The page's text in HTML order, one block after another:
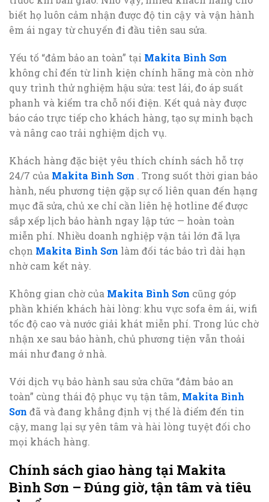
biết họ luôn cảm nhận được độ tin cậy và vận hành
êm ái ngay từ chuyến đi đầu tiên sau sửa.
Yếu tố “đảm bảo an toàn” tại Makita Bình Sơn
không chỉ đến từ linh kiện chính hãng mà còn nhờ
quy trình thử nghiệm hậu sửa: test lái, đo áp suất
phanh và kiểm tra chỗ nối điện. Kết quả này được
báo cáo trực tiếp cho khách hàng, tạo sự minh bạch
và nâng cao trải nghiệm dịch vụ.
Khách hàng đặc biệt yêu thích chính sách hỗ trợ
24/7 của Makita Bình Sơn . Trong suốt thời gian bảo
hành, nếu phương tiện gặp sự cố liên quan đến hạng
mục đã sửa, chủ xe chỉ cần liên hệ hotline để được
sắp xếp lịch bảo hành ngay lập tức — hoàn toàn
miễn phí. Nhiều doanh nghiệp vận tải lớn đã lựa
chọn Makita Bình Sơn làm đối tác bảo trì dài hạn
nhờ cam kết này.
Không gian chờ của Makita Bình Sơn cũng góp
phần khiến khách hài lòng: khu vực sofa êm ái, wifi
tốc độ cao và nước giải khát miễn phí. Trong lúc chờ
nhận xe sau bảo hành, chủ phương tiện vẫn thoải
mái như đang ở nhà.
Với dịch vụ bảo hành sau sửa chữa “đảm bảo an
toàn” cùng thái độ phục vụ tận tâm, Makita Bình
Sơn đã và đang khẳng định vị thế là điểm đến tin
cậy, mang lại sự yên tâm và hài lòng tuyệt đối cho
mọi khách hàng.
Chính sách giao hàng tại Makita
Bình Sơn – Đúng giờ, tận tâm và tiêu